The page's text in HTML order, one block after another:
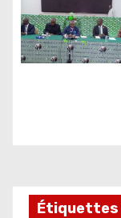
Étiquettes